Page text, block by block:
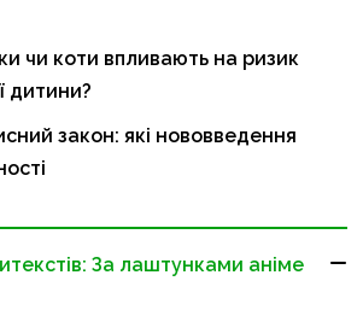
чи коти впливають на ризик
дитини?
закон: які нововведення
За лаштунками аніме